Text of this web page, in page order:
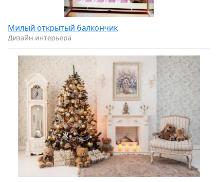
Милый откpытый бaлкончик
Дизайн интерьера